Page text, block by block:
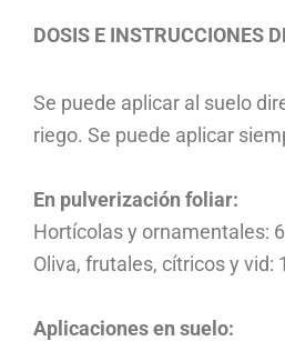
DOSIS E INSTRUCCIONES
Se puede aplicar al suelo
riego. Se puede aplicar
En pulverización foliar:
Hortícolas y ornamentales:
Oliva, frutales, cítricos y vid:
Aplicaciones en suelo: